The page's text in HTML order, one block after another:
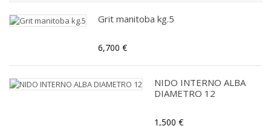
Grit manitoba kg.5
6,700 €
NIDO INTERNO ALBA
DIAMETRO 12
1,500 €